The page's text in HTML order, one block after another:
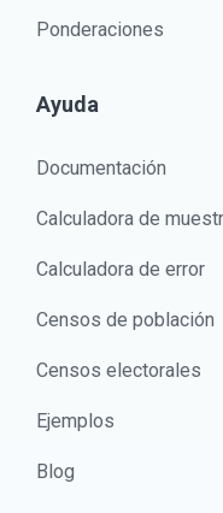
Ponderaciones
Ayuda
Documentación
Calculadora de
Calculadora de error
Censos de población
Censos electorales
Ejemplos
Blog